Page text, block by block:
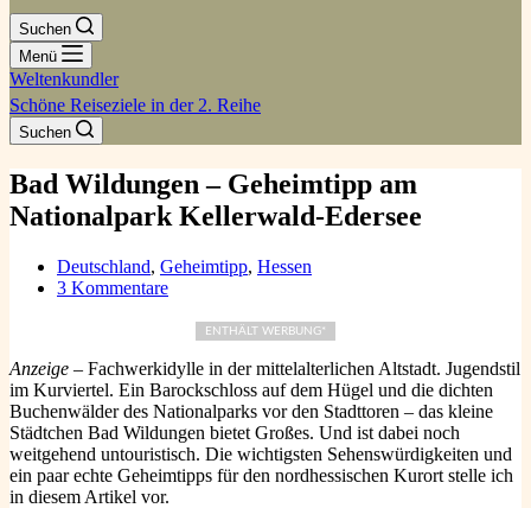
Suchen
Menü
Weltenkundler
Schöne Reiseziele in der 2. Reihe
Suchen
Bad Wildungen – Geheimtipp am
Nationalpark Kellerwald-Edersee
Deutschland, Geheimtipp, Hessen
3 Kommentare
ENTHÄLT WERBUNG*
Anzeige – Fachwerkidylle in der mittelalterlichen Altstadt. Jugendstil
im Kurviertel. Ein Barockschloss auf dem Hügel und die dichten
Buchenwälder des Nationalparks vor den Stadttoren – das kleine
Städtchen Bad Wildungen bietet Großes. Und ist dabei noch
weitgehend untouristisch. Die wichtigsten Sehenswürdigkeiten und
ein paar echte Geheimtipps für den nordhessischen Kurort stelle ich
in diesem Artikel vor.